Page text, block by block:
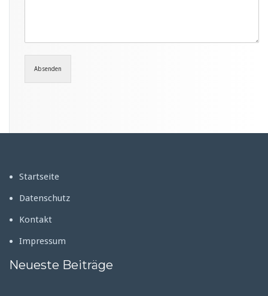
Absenden
Startseite
Datenschutz
Kontakt
Impressum
Neueste Beiträge